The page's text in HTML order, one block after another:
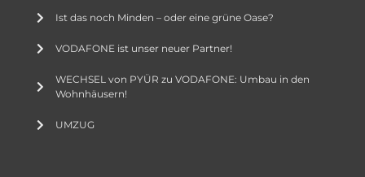
Ist das noch Minden – oder eine grüne Oase?
VODAFONE ist unser neuer Partner!
WECHSEL von PYÜR zu VODAFONE: Umbau in den
Wohnhäusern!
UMZUG